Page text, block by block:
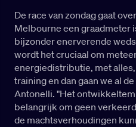
De race van zondag gaat
Melbourne een graadmeter
bijzonder enerverende
wordt het cruciaal om
energiedistributie, met
training en dan gaan we al
Antonelli. "Het
belangrijk om geen
de machtsverhoudingen